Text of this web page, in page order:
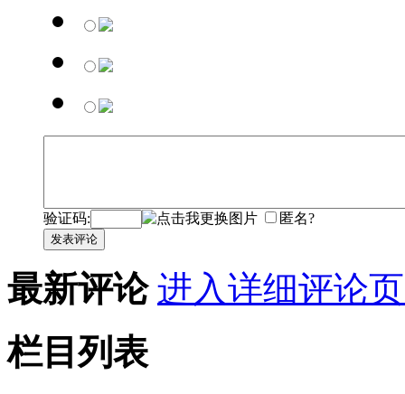
验证码: 匿名?
发表评论
最新评论 进入详细评论
栏目列表